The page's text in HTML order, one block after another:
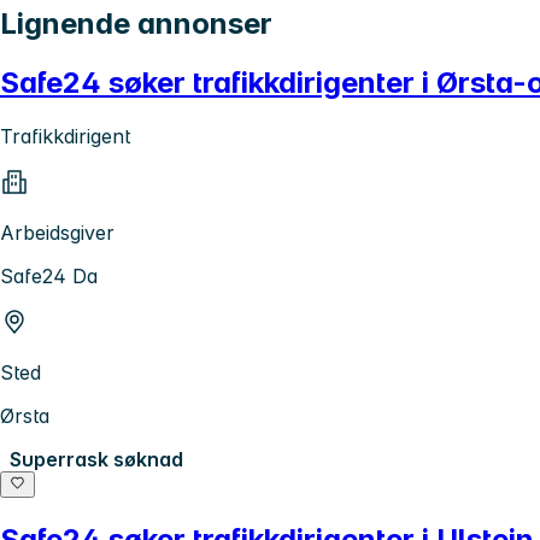
Lignende annonser
Safe24 søker trafikkdirigenter i Ørsta-
Trafikkdirigent
Arbeidsgiver
Safe24 Da
Sted
Ørsta
Superrask søknad